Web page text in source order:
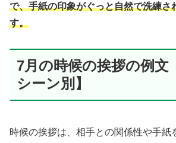
で、手紙の印象がぐっと自然で洗練さ
す。
7月の時候の挨拶の例文
シーン別】
時候の挨拶は、相手との関係性や手紙